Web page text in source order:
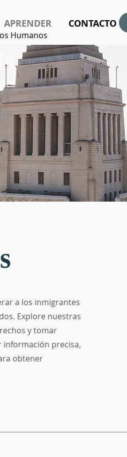
Humanos
APRENDER CONTACTO
a los inmigrantes
Explore nuestras
y tomar
información precisa,
obtener